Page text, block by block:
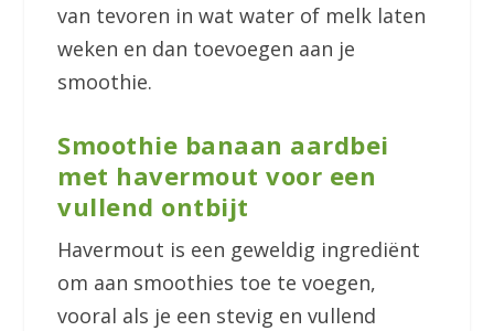
van tevoren in wat water of melk laten
weken en dan toevoegen aan je
smoothie.
Smoothie banaan aardbei
met havermout voor een
vullend ontbijt
Havermout is een geweldig ingrediënt
om aan smoothies toe te voegen,
vooral als je een stevig en vullend